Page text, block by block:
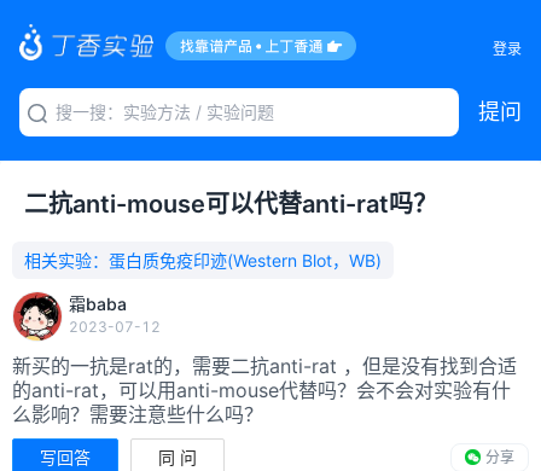
登录
提问
二抗anti-mouse可以代替anti-rat吗？
相关实验： 蛋白质免疫印迹(Western Blot，WB)
霜baba
2023-07-12
新买的一抗是rat的，需要二抗anti-rat ，但是没有找到合适
的anti-rat，可以用anti-mouse代替吗？会不会对实验有什
么影响？需要注意些什么吗？
写回答 同 问 分享